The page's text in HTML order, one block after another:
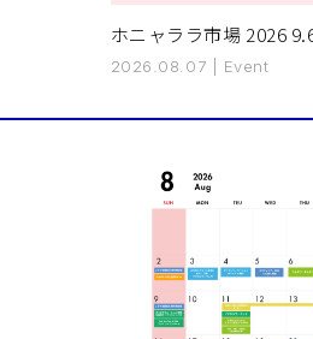
ホニャララ市場 2026
2026.08.07 Event